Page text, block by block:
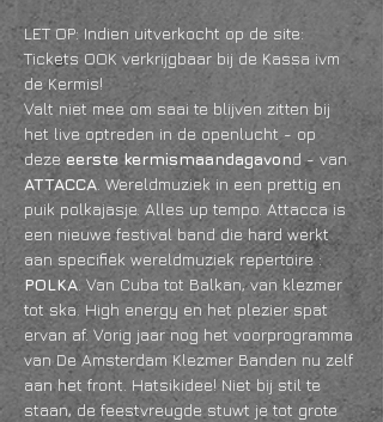
LET OP: Indien uitverkocht op de site:
Tickets OOK verkrijgbaar bij de Kassa ivm
de Kermis!
Valt niet mee om saai te blijven zitten bij
het live optreden in de openlucht - op
deze eerste kermismaandagavond - van
ATTACCA . Wereldmuziek in een prettig en
puik polkajasje. Alles up tempo. Attacca is
een nieuwe festival band die hard werkt
aan specifiek wereldmuziek repertoire :
POLKA . Van Cuba tot Balkan, van klezmer
tot ska. High energy en het plezier spat
ervan af. Vorig jaar nog het voorprogramma
van De Amsterdam Klezmer Banden nu zelf
aan het front. Hatsikidee! Niet bij stil te
staan, de feestvreugde stuwt je tot grote